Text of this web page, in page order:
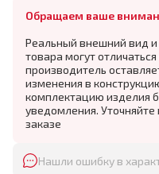
Обращаем ваше
Реальный внешний вид и
товара могут
производитель
изменения в
комплектацию изделия
уведомления.
заказе
Нашли ошибку в